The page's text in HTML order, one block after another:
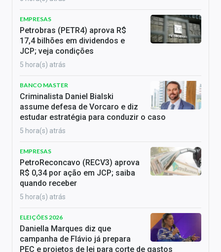
EMPRESAS
Petrobras (PETR4) aprova R$
17,4 bilhões em dividendos e
JCP; veja condições
5 hora(s) atrás
BANCO MASTER
Criminalista Daniel Bialski
assume defesa de Vorcaro e diz
estudar estratégia para conduzir o caso
5 hora(s) atrás
EMPRESAS
PetroReconcavo (RECV3) aprova
R$ 0,34 por ação em JCP; saiba
quando receber
5 hora(s) atrás
ELEIÇÕES 2026
Daniella Marques diz que
campanha de Flávio já prepara
PEC e projetos de lei para corte de gastos